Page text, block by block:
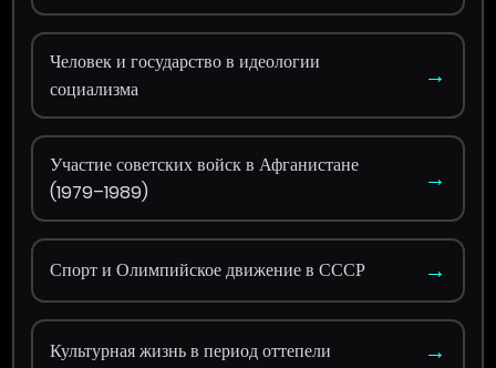
Человек и государство в идеологии
социализма
→
Участие советских войск в Афганистане
(1979–1989)
→
Спорт и Олимпийское движение в СССР →
Культурная жизнь в период оттепели →